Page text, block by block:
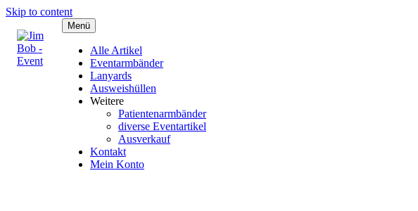
Skip to content
Menü
Alle Artikel
Eventarmbänder
Lanyards
Ausweishüllen
Weitere
Patientenarmbänder
diverse Eventartikel
Ausverkauf
Kontakt
Mein Konto